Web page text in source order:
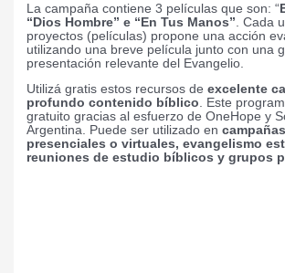
La campaña contiene 3 películas que son: “
“Dios Hombre” e “En Tus Manos” . Cada
proyectos (películas) propone una acción
utilizando una breve película junto con una
presentación relevante del Evangelio.
Utilizá gratis estos recursos deexcelente
profundo contenido bíblico. Este
gratuito gracias al esfuerzo de OneHope y
Argentina. Puede ser utilizado en
presenciales o virtuales, evangelismo
reuniones de estudio bíblicos y grupos